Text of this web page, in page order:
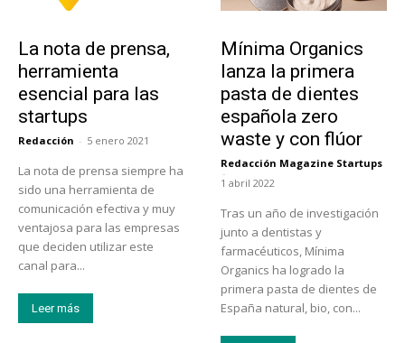
La nota de prensa,
herramienta
esencial para las
startups
Redacción - 5 enero 2021
La nota de prensa siempre ha
sido una herramienta de
comunicación efectiva y muy
ventajosa para las empresas
que deciden utilizar este
canal para...
Leer más
Mínima Organics
lanza la primera
pasta de dientes
española zero
waste y con flúor
Redacción Magazine Startups
-
1 abril 2022
Tras un año de investigación
junto a dentistas y
farmacéuticos, Mínima
Organics ha logrado la
primera pasta de dientes de
España natural, bio, con...